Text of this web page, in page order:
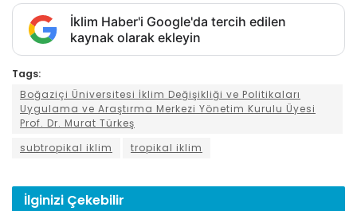
İklim Haber'i Google'da tercih edilen
kaynak olarak ekleyin
Tags:
Boğaziçi Üniversitesi İklim Değişikliği ve Politikaları
Uygulama ve Araştırma Merkezi Yönetim Kurulu Üyesi
Prof. Dr. Murat Türkeş
subtropikal iklim
tropikal iklim
İlginizi Çekebilir